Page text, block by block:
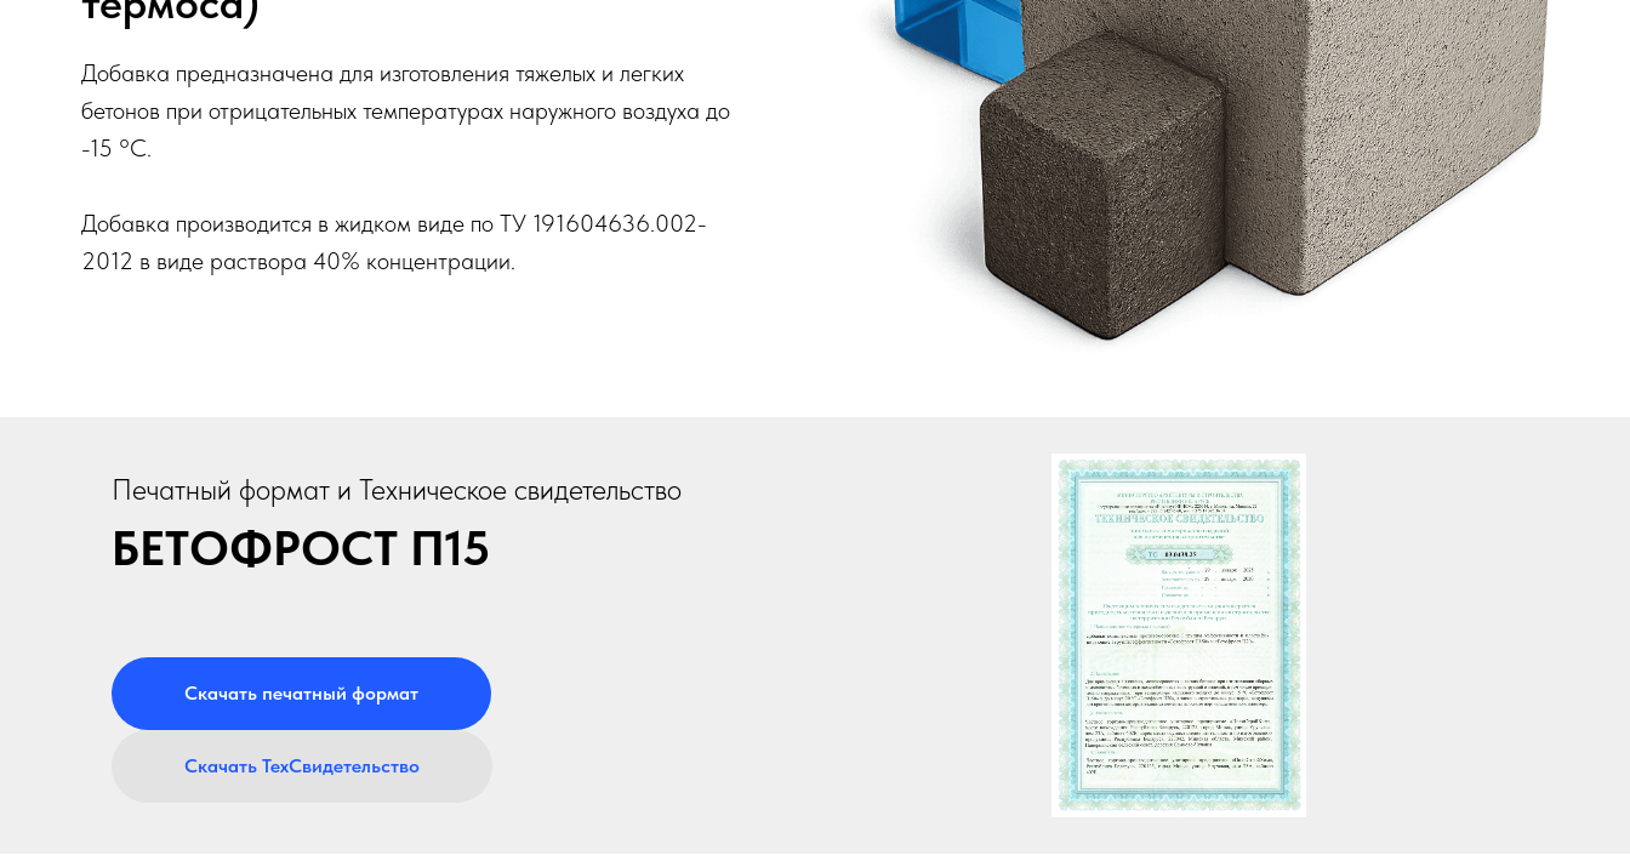
Добавка предназначена для изготовления тяжелых и легких
бетонов при отрицательных температурах наружного воздуха до
-15 °С.
Добавка производится в жидком виде по ТУ 191604636.002-
2012 в виде раствора 40% концентрации.
Печатный формат и Техническое свидетельство
БЕТОФРОСТ П15
Скачать печатный формат
Скачать ТехСвидетельство